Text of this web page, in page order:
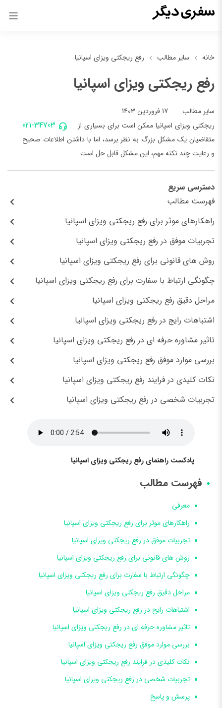
خانه سایر مطالب رفع ریجکتی ویزای اسپانیا
رفع ریجکتی ویزای اسپانیا
سایر مطالب 17 فروردین 1403
021-34703
ریجکتی ویزای اسپانیا ممکن است برای بسیاری از
متقاضیان یک مشکل بزرگ به نظر برسد، اما با داشتن اطلاعات صحیح
و رعایت چند نکته مهم، این مشکل قابل حل است.
دسترسی سریع
فهرست مطالب
راهکارهای موثر برای رفع ریجکتی ویزای اسپانیا
تجربیات موفق در رفع ریجکتی ویزای اسپانیا
روش های قانونی برای رفع ریجکتی ویزای اسپانیا
چگونگی ارتباط با سفارت برای رفع ریجکتی ویزای اسپانیا
مراحل دقیق رفع ریجکتی ویزای اسپانیا
اشتباهات رایج در رفع ریجکتی ویزای اسپانیا
تاثیر مشاوره حرفه ای در رفع ریجکتی ویزای اسپانیا
بررسی موارد موفق رفع ریجکتی ویزای اسپانیا
نکات کلیدی در فرایند رفع ریجکتی ویزای اسپانیا
تجربیات شخصی در رفع ریجکتی ویزای اسپانیا
پادکست راهنمای رفع ریجکتی ویزای اسپانیا
فهرست مطالب
معرفی
راهکارهای موثر برای رفع ریجکتی ویزای اسپانیا
تجربیات موفق در رفع ریجکتی ویزای اسپانیا
روش های قانونی برای رفع ریجکتی ویزای اسپانیا
چگونگی ارتباط با سفارت برای رفع ریجکتی ویزای اسپانیا
مراحل دقیق رفع ریجکتی ویزای اسپانیا
اشتباهات رایج در رفع ریجکتی ویزای اسپانیا
تاثیر مشاوره حرفه ای در رفع ریجکتی ویزای اسپانیا
بررسی موارد موفق رفع ریجکتی ویزای اسپانیا
نکات کلیدی در فرایند رفع ریجکتی ویزای اسپانیا
تجربیات شخصی در رفع ریجکتی ویزای اسپانیا
پرسش و پاسخ